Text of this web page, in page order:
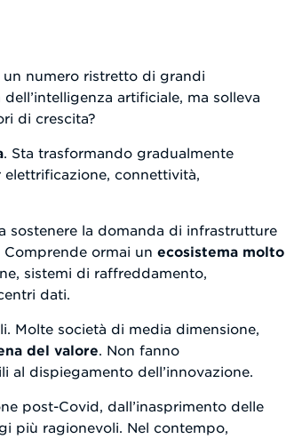
numero ristretto di grandi
artificiale, ma solleva
di crescita?
. Sta trasformando gradualmente
elettrificazione, connettività,
sostenere la domanda di infrastrutture
Comprende ormai unecosistema molto
sistemi di raffreddamento,
dati.
Molte società di media dimensione,
del valore. Non fanno
al dispiegamento dell’innovazione.
post-Covid, dall’inasprimento delle
più ragionevoli. Nel contempo,